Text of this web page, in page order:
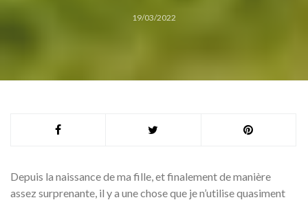
19/03/2022
Depuis la naissance de ma fille, et finalement de manière
assez surprenante, il y a une chose que je n’utilise quasiment